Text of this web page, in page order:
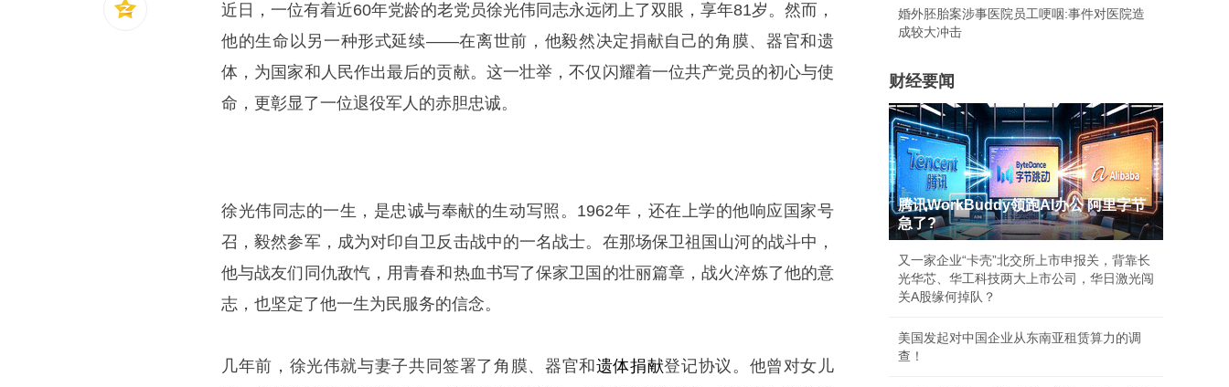
近日，一位有着近60年党龄的老党员徐光伟同志永远闭上了双眼，享年81岁。然而，
他的生命以另一种形式延续——在离世前，他毅然决定捐献自己的角膜、器官和遗
体，为国家和人民作出最后的贡献。这一壮举，不仅闪耀着一位共产党员的初心与使
命，更彰显了一位退役军人的赤胆忠诚。
徐光伟同志的一生，是忠诚与奉献的生动写照。1962年，还在上学的他响应国家号
召，毅然参军，成为对印自卫反击战中的一名战士。在那场保卫祖国山河的战斗中，
他与战友们同仇敌忾，用青春和热血书写了保家卫国的壮丽篇章，战火淬炼了他的意
志，也坚定了他一生为民服务的信念。
几年前，徐光伟就与妻子共同签署了角膜、器官和遗体捐献登记协议。他曾对女儿
婚外胚胎案涉事医院员工哽咽:事件对医院造
成较大冲击
财经要闻
腾讯WorkBuddy领跑AI办公 阿里字节
急了?
又一家企业“卡壳”北交所上市申报关，背靠长
光华芯、华工科技两大上市公司，华日激光闯
关A股缘何掉队？
美国发起对中国企业从东南亚租赁算力的调
查！